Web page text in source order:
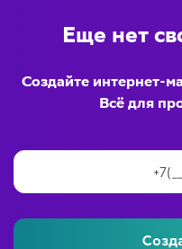
Еще нет
Создайте интернет-
Всё для